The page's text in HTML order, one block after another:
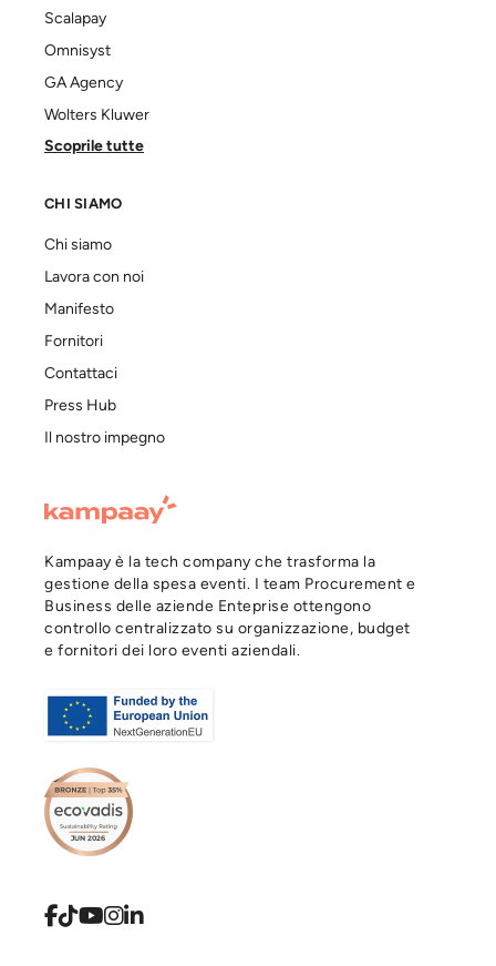
Kampaay è la tech company che trasforma la
gestione della spesa eventi. I team Procurement e
Business delle aziende Enteprise ottengono
controllo centralizzato su organizzazione, budget
e fornitori dei loro eventi aziendali.

Scalapay
Omnisyst
GA Agency
Wolters Kluwer
Scoprile tutte
CHI SIAMO
Chi siamo
Lavora con noi
Manifesto
Fornitori
Contattaci
Press Hub
Il nostro impegno